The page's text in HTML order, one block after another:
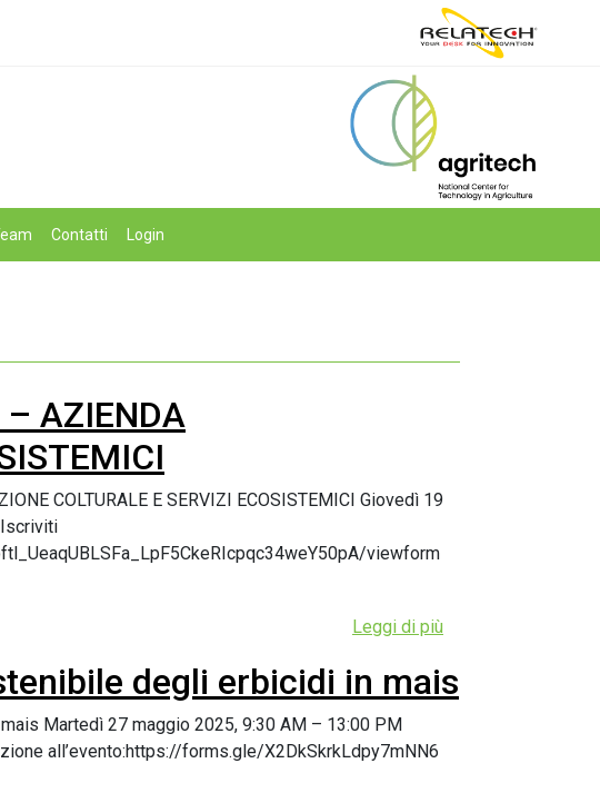
Contatti Login
AZIENDA
COLTURALE E SERVIZI ECOSISTEMICI Giovedì 19
Iscriviti
viewform
Leggi di più
degli erbicidi in mais
Martedì 27 maggio 2025, 9:30 AM – 13:00 PM
all’evento:https://forms.gle/X2DkSkrkLdpy7mNN6